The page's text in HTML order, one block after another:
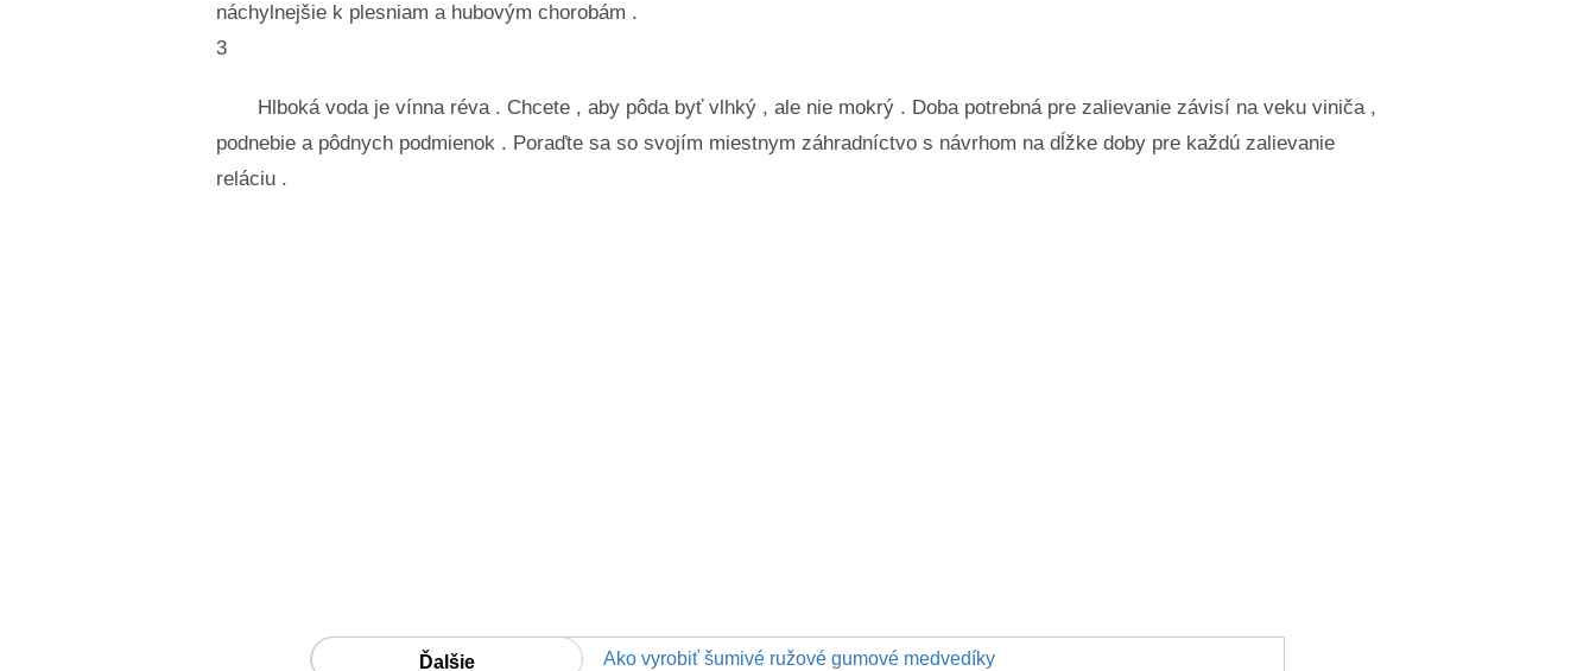
náchylnejšie k plesniam a hubovým chorobám .
3
Hlboká voda je vínna réva . Chcete , aby pôda byť vlhký , ale nie mokrý . Doba potrebná pre zalievanie závisí na veku viniča ,
podnebie a pôdnych podmienok . Poraďte sa so svojím miestnym záhradníctvo s návrhom na dĺžke doby pre každú zalievanie
reláciu .
Ďalšie Ako vyrobiť šumivé ružové gumové medvedíky